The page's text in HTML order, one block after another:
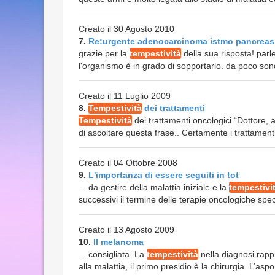
Creato il 30 Agosto 2010
7. Re:urgente adenocarcinoma istmo pancreas
grazie per la tempestività della sua risposta!
l'organismo è in grado di sopportarlo. da poco
Creato il 11 Luglio 2009
8. Tempestività dei trattamenti
Tempestività dei trattamenti oncologici “Dottore,
di ascoltare questa frase.. Certamente i
Creato il 04 Ottobre 2008
9. L'importanza di essere seguiti in tot
... da gestire della malattia iniziale e la
successivi il termine delle terapie oncologiche
Creato il 13 Agosto 2009
10. Il melanoma
... consigliata. La tempestività nella diagnosi
alla malattia, il primo presidio è la chirurgia.